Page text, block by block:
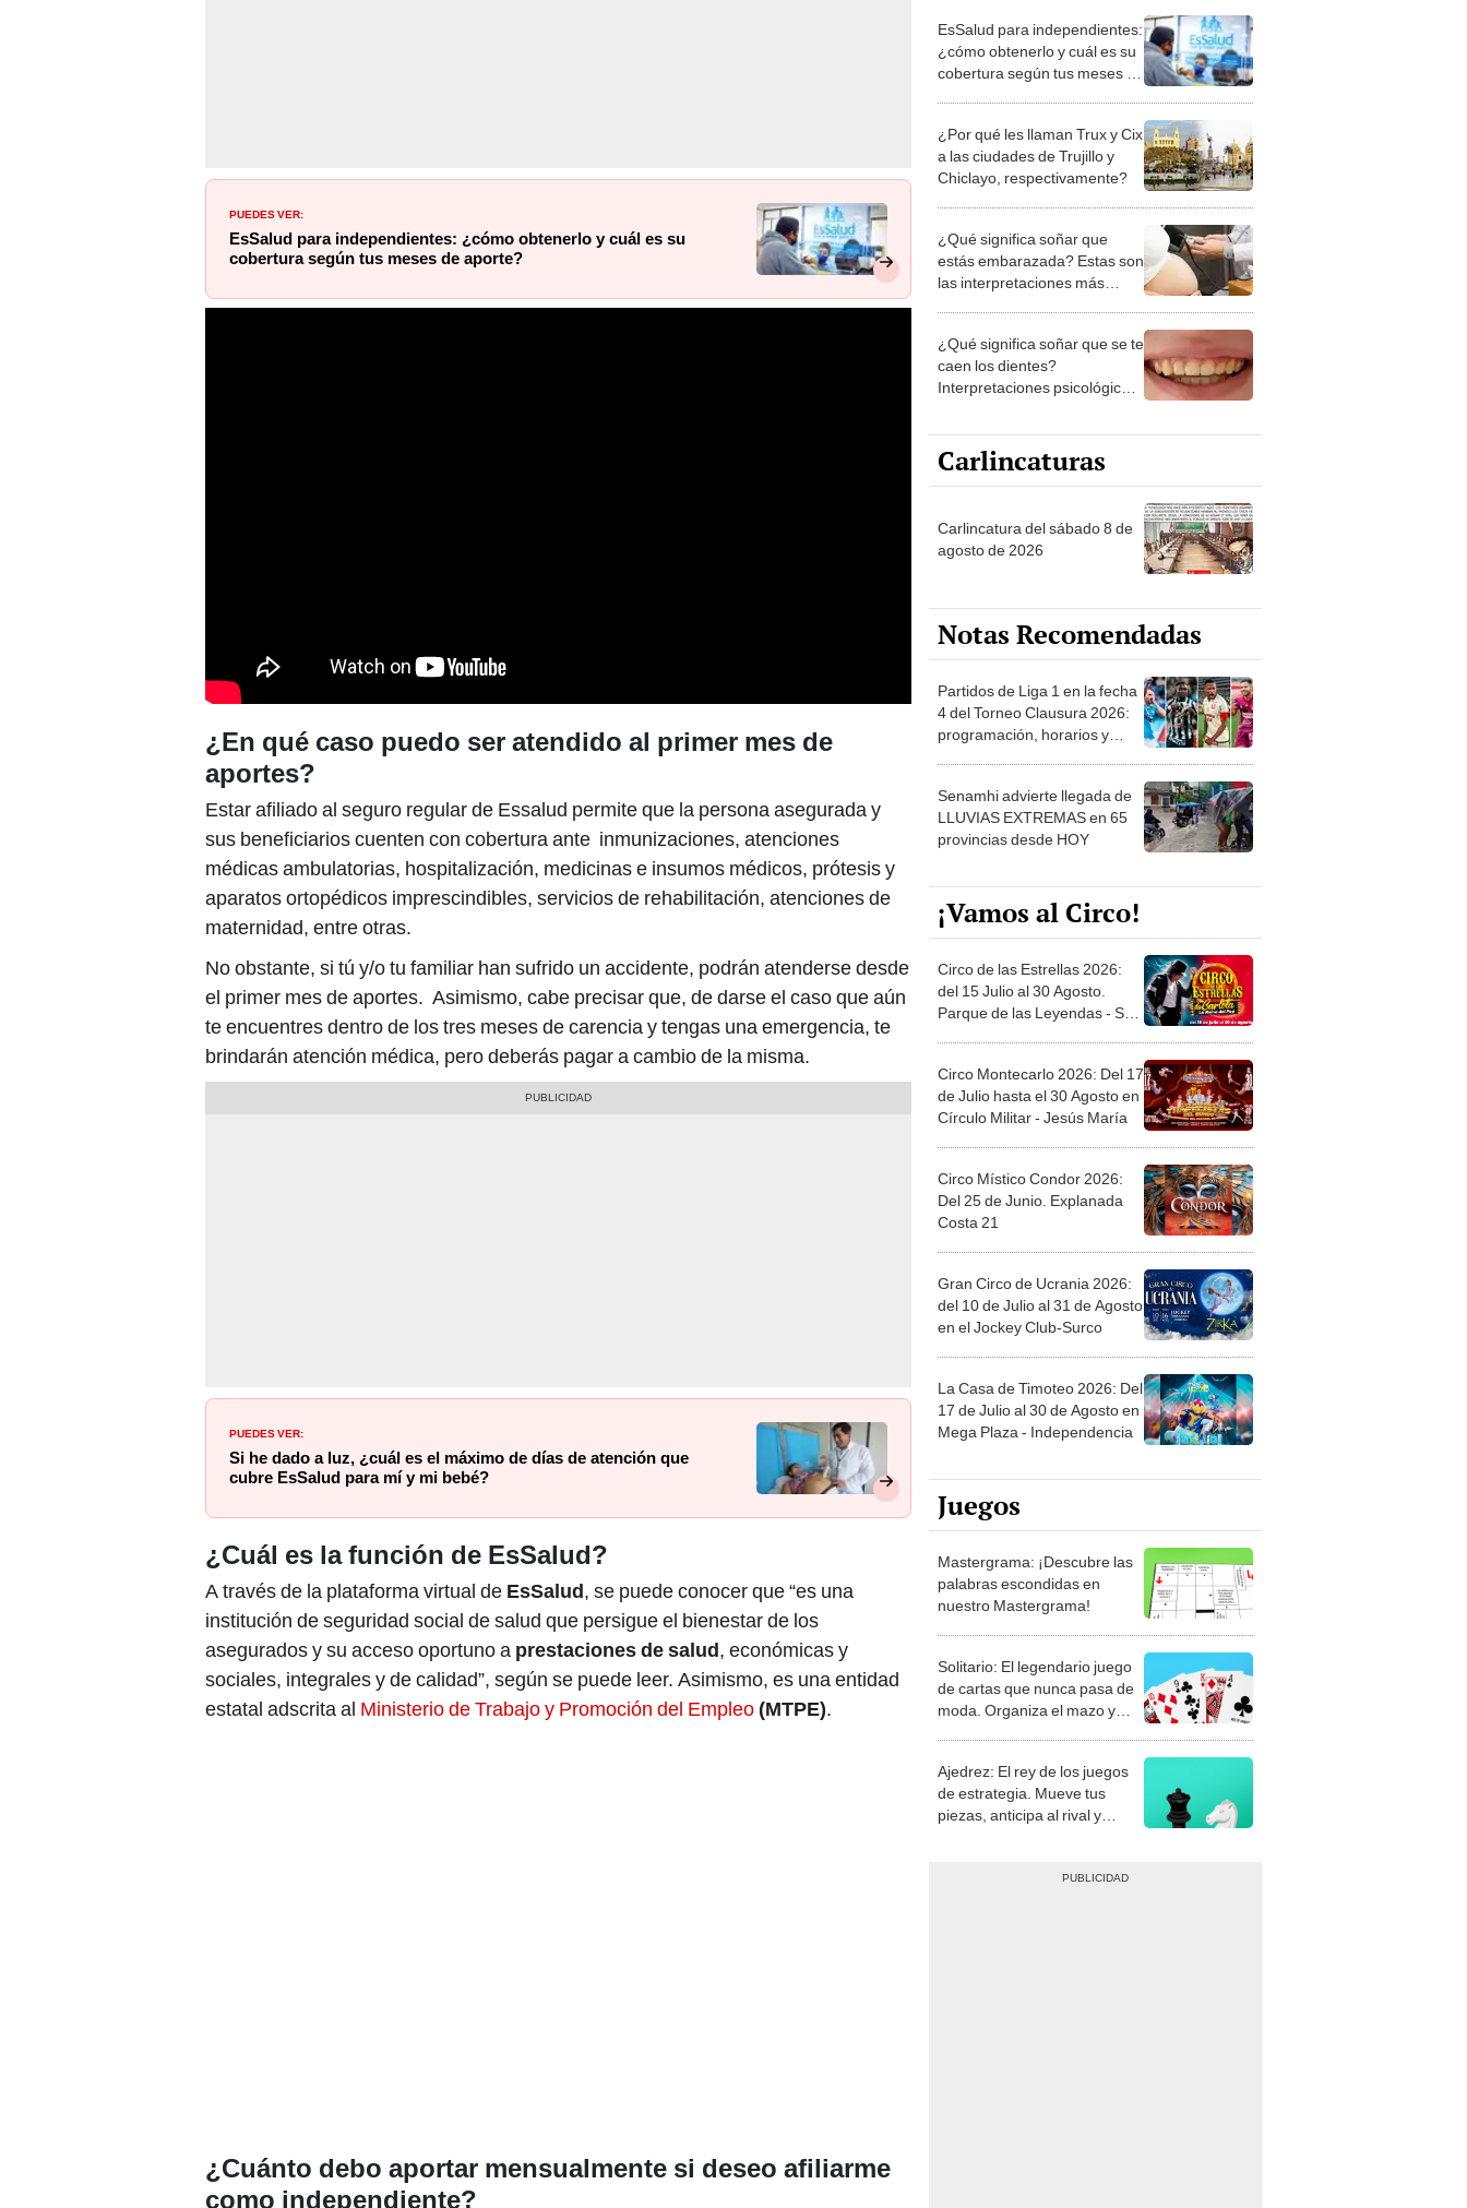
PUEDES VER:
EsSalud para independientes: ¿cómo obtenerlo y cuál es su
cobertura según tus meses de aporte?
¿En qué caso puedo ser atendido al primer mes de
aportes?
Estar afiliado al seguro regular de Essalud permite que la persona asegurada y
sus beneficiarios cuenten con cobertura ante inmunizaciones, atenciones
médicas ambulatorias, hospitalización, medicinas e insumos médicos, prótesis y
aparatos ortopédicos imprescindibles, servicios de rehabilitación, atenciones de
maternidad, entre otras.
No obstante, si tú y/o tu familiar han sufrido un accidente, podrán atenderse desde
el primer mes de aportes. Asimismo, cabe precisar que, de darse el caso que aún
te encuentres dentro de los tres meses de carencia y tengas una emergencia, te
brindarán atención médica, pero deberás pagar a cambio de la misma.
PUEDES VER:
Si he dado a luz, ¿cuál es el máximo de días de atención que
cubre EsSalud para mí y mi bebé?
¿Cuál es la función de EsSalud?
A través de la plataforma virtual de EsSalud, se puede conocer que “es una
institución de seguridad social de salud que persigue el bienestar de los
asegurados y su acceso oportuno a prestaciones de salud, económicas y
sociales, integrales y de calidad”, según se puede leer. Asimismo, es una entidad
estatal adscrita al Ministerio de Trabajo y Promoción del Empleo (MTPE).
¿Cuánto debo aportar mensualmente si deseo afiliarme
como independiente?
EsSalud para independientes:
¿cómo obtenerlo y cuál es su
cobertura según tus meses de
¿Por qué les llaman Trux y Cix
a las ciudades de Trujillo y
Chiclayo, respectivamente?
¿Qué significa soñar que
estás embarazada? Estas son
las interpretaciones más
¿Qué significa soñar que se te
caen los dientes?
Interpretaciones psicológicas
Carlincaturas
Carlincatura del sábado 8 de
agosto de 2026
Notas Recomendadas
Partidos de Liga 1 en la fecha
4 del Torneo Clausura 2026:
programación, horarios y
Senamhi advierte llegada de
LLUVIAS EXTREMAS en 65
provincias desde HOY
¡Vamos al Circo!
Circo de las Estrellas 2026:
del 15 Julio al 30 Agosto.
Parque de las Leyendas - San
Circo Montecarlo 2026: Del 17
de Julio hasta el 30 Agosto en
Círculo Militar - Jesús María
Circo Místico Condor 2026:
Del 25 de Junio. Explanada
Costa 21
Gran Circo de Ucrania 2026:
del 10 de Julio al 31 de Agosto
en el Jockey Club-Surco
La Casa de Timoteo 2026: Del
17 de Julio al 30 de Agosto en
Mega Plaza - Independencia
Juegos
Mastergrama: ¡Descubre las
palabras escondidas en
nuestro Mastergrama!
Solitario: El legendario juego
de cartas que nunca pasa de
moda. Organiza el mazo y
Ajedrez: El rey de los juegos
de estrategia. Mueve tus
piezas, anticipa al rival y